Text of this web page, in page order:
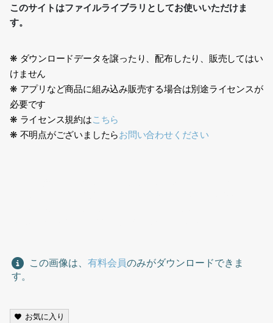
このサイトはファイルライブラリとしてお使いいただけま
す。
❋ ダウンロードデータを譲ったり、配布したり、販売してはい
けません
❋ アプリなど商品に組み込み販売する場合は別途ライセンスが
必要です
❋ ライセンス規約はこちら
❋ 不明点がございましたらお問い合わせください
この画像は、 有料会員のみがダウンロードできま
す。
お気に入り